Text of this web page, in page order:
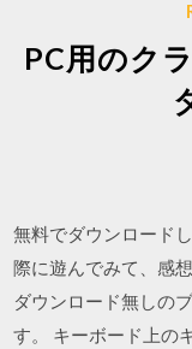
PC用のク
無料でダウンロード
際に遊んでみて、感
ダウンロード無しの
す。 キーボード上の